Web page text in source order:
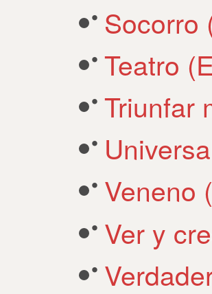
Socorro
Teatro
Triunfar
Veneno
Ver y